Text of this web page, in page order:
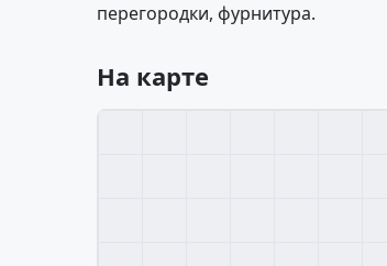
перегородки, фурнитура.
На карте